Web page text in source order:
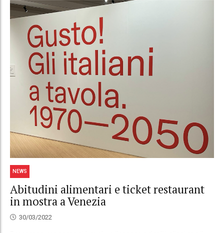
NEWS
Abitudini alimentari e ticket restaurant
in mostra a Venezia
30/03/2022